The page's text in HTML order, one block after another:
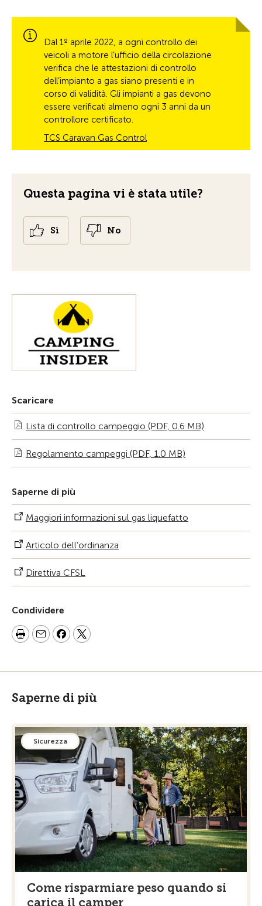
Dal 1º aprile 2022, a ogni controllo dei
veicoli a motore l’ufficio della circolazione
verifica che le attestazioni di controllo
dell’impianto a gas siano presenti e in
corso di validità. Gli impianti a gas devono
essere verificati almeno ogni 3 anni da un
controllore certificato.
TCS Caravan Gas Control
Questa pagina vi è stata utile?
Sì No
Scaricare
Lista di controllo campeggio (PDF, 0.6 MB)
Regolamento campeggi (PDF, 1.0 MB)
Saperne di più
Maggiori informazioni sul gas liquefatto
Articolo dell’ordinanza
Direttiva CFSL
Condividere
Saperne di più
Sicurezza
Come risparmiare peso quando si
carica il camper